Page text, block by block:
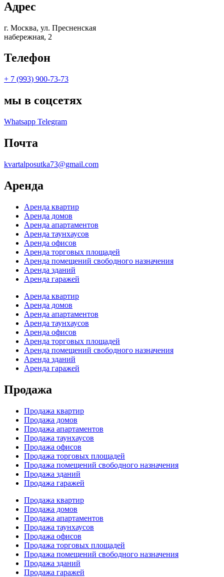
Адрес
г. Москва, ул. Пресненская
набережная, 2
Телефон
+ 7 (993) 900-73-73
мы в соцсетях
Whatsapp Telegram
Почта
kvartalposutka73@gmail.com
Аренда
Аренда квартир
Аренда домов
Аренда апартаментов
Аренда таунхаусов
Аренда офисов
Аренда торговых площадей
Аренда помещений свободного назначения
Аренда зданий
Аренда гаражей
Аренда квартир
Аренда домов
Аренда апартаментов
Аренда таунхаусов
Аренда офисов
Аренда торговых площадей
Аренда помещений свободного назначения
Аренда зданий
Аренда гаражей
Продажа
Продажа квартир
Продажа домов
Продажа апартаментов
Продажа таунхаусов
Продажа офисов
Продажа торговых площадей
Продажа помещений свободного назначения
Продажа зданий
Продажа гаражей
Продажа квартир
Продажа домов
Продажа апартаментов
Продажа таунхаусов
Продажа офисов
Продажа торговых площадей
Продажа помещений свободного назначения
Продажа зданий
Продажа гаражей